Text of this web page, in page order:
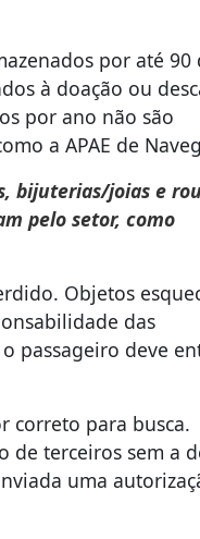
por até 90
à doação ou
por ano não são
a APAE de
bijuterias/joias e
pelo setor, como
Objetos
das
passageiro deve
correto para busca.
de terceiros sem a
uma